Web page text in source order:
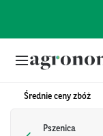
Średnie ceny zbóż
Pszenica